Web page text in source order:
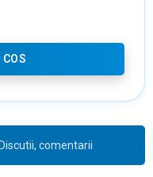
Discutii, comentarii